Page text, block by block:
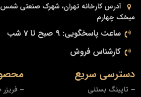
دسترسی سریع
تاپینگ بستنی
آدرس کارخانه تهران، شهرک صنعتی شمس
میخک چهارم
ساعت پاسخگویی: 9 صبح تا 7 شب
کارشناس فروش